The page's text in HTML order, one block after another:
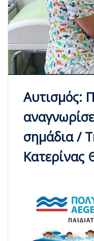
Αυτισμός:
σημάδια /
Κατερίνας